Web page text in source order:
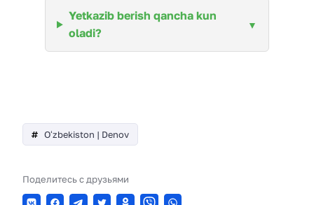
Yetkazib berish qancha kun
oladi?
Oʻzbekiston | Denov
Поделитесь с друзьями